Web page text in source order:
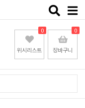
Toggle
위시리스트
0
장바구니
0